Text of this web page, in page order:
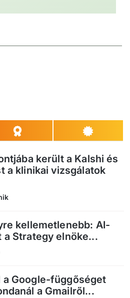
került a Kalshi és
a klinikai vizsgálatok
kellemetlenebb: AI-
a Strategy elnöke...
Google-függőséget
a Gmailről...